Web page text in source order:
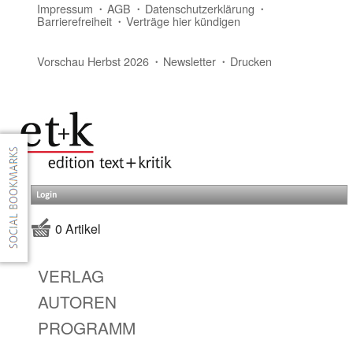
Impressum AGB Datenschutzerklärung
Barrierefreiheit Verträge hier kündigen
Vorschau Herbst 2026 Newsletter Drucken
Login
0 Artikel
VERLAG
AUTOREN
PROGRAMM